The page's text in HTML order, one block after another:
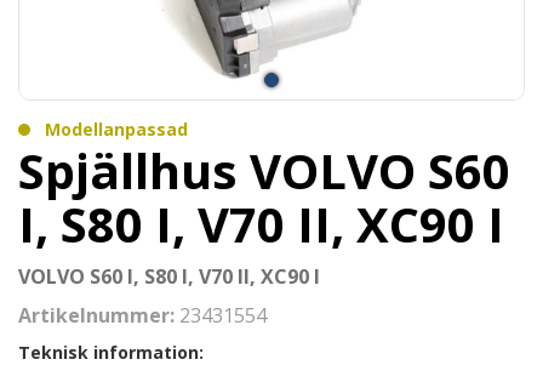
Modellanpassad
Spjällhus VOLVO S60
I, S80 I, V70 II, XC90 I
VOLVO S60 I, S80 I, V70 II, XC90 I
Artikelnummer: 23431554
Teknisk information: